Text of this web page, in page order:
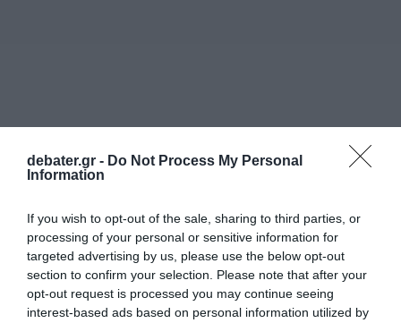
debater.gr - Do Not Process My Personal
Information
If you wish to opt-out of the sale, sharing to third parties, or
processing of your personal or sensitive information for
targeted advertising by us, please use the below opt-out
section to confirm your selection. Please note that after your
opt-out request is processed you may continue seeing
interest-based ads based on personal information utilized by